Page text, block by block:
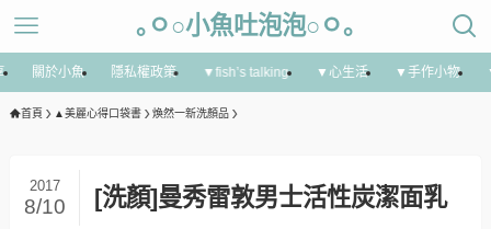
｡ㅇ○小魚吐泡泡○ㅇ｡
關於小魚 隱私權政策 ▼fish’s talking ▼心生活 ▼手作小物
首頁 ▲美麗心得口袋書 煥然一新洗顏品
[洗顏]曼秀雷敦男士活性炭潔面乳
2017
8/10